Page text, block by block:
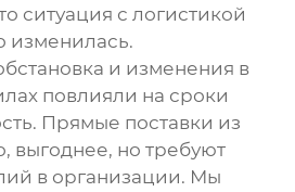
ситуация с логистикой
изменилась.
и изменения в
повлияли на сроки
Прямые поставки из
выгоднее, но требуют
в организации. Мы